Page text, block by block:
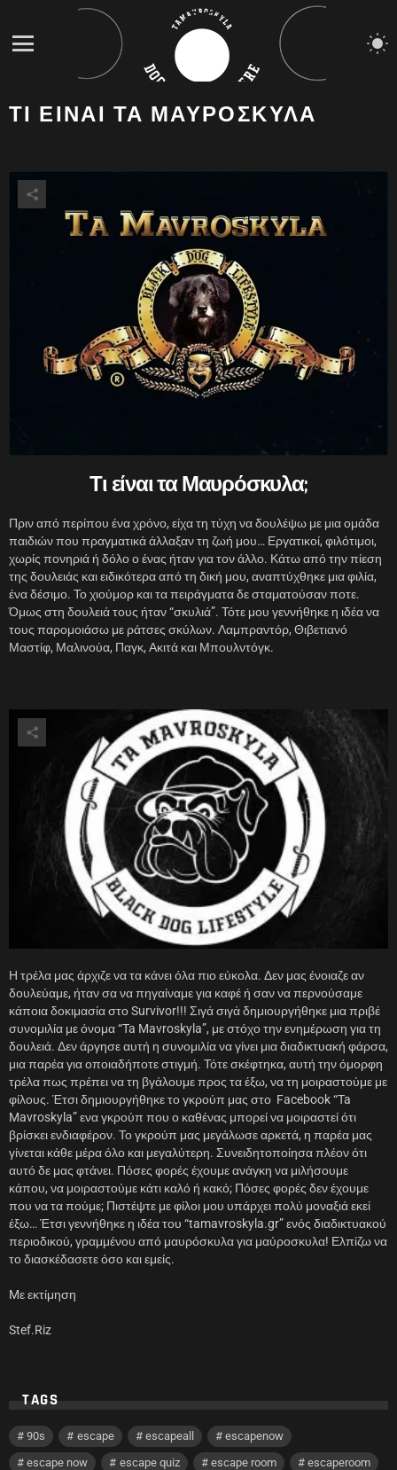
ΤΙ ΕΙΝΑΙ ΤΑ ΜΑΥΡΟΣΚΥΛΑ
Τι είναι τα Μαυρόσκυλα;
Πριν από περίπου ένα χρόνο, είχα τη τύχη να δουλέψω με μια ομάδα
παιδιών που πραγματικά άλλαξαν τη ζωή μου… Εργατικοί, φιλότιμοι,
χωρίς πονηριά ή δόλο ο ένας ήταν για τον άλλο. Κάτω από την πίεση
της δουλειάς και ειδικότερα από τη δική μου, αναπτύχθηκε μια φιλία,
ένα δέσιμο. Το χιούμορ και τα πειράγματα δε σταματούσαν ποτε.
Όμως στη δουλειά τους ήταν “σκυλιά”. Τότε μου γεννήθηκε η ιδέα να
τους παρομοιάσω με ράτσες σκύλων. Λαμπραντόρ, Θιβετιανό
Μαστίφ, Μαλινούα, Παγκ, Ακιτά και Μπουλντόγκ.
Η τρέλα μας άρχιζε να τα κάνει όλα πιο εύκολα. Δεν μας ένοιαζε αν
δουλεύαμε, ήταν σα να πηγαίναμε για καφέ ή σαν να περνούσαμε
κάποια δοκιμασία στο Survivor!!! Σιγά σιγά δημιουργήθηκε μια πριβέ
συνομιλία με όνομα “Ta Mavroskyla”, με στόχο την ενημέρωση για τη
δουλειά. Δεν άργησε αυτή η συνομιλία να γίνει μια διαδικτυακή φάρσα,
μια παρέα για οποιαδήποτε στιγμή. Τότε σκέφτηκα, αυτή την όμορφη
τρέλα πως πρέπει να τη βγάλουμε προς τα έξω, να τη μοιραστούμε με
φίλους. Έτσι δημιουργήθηκε το γκρούπ μας στο Facebook “Ta
Mavroskyla” ενα γκρούπ που ο καθένας μπορεί να μοιραστεί ότι
βρίσκει ενδιαφέρον. Το γκρούπ μας μεγάλωσε αρκετά, η παρέα μας
γίνεται κάθε μέρα όλο και μεγαλύτερη. Συνειδητοποίησα πλέον ότι
αυτό δε μας φτάνει. Πόσες φορές έχουμε ανάγκη να μιλήσουμε
κάπου, να μοιραστούμε κάτι καλό ή κακό; Πόσες φορές δεν έχουμε
που να τα πούμε; Πιστέψτε με φίλοι μου υπάρχει πολύ μοναξιά εκεί
έξω… Έτσι γεννήθηκε η ιδέα του “tamavroskyla.gr” ενός διαδικτυακού
περιοδικού, γραμμένου από μαυρόσκυλα για μαύροσκυλα! Ελπίζω να
το διασκέδασετε όσο και εμείς.
Mε εκτίμηση
Stef.Riz
TAGS
90s escape escapeall
escapenow
escape now
escape quiz escape room
escaperoom